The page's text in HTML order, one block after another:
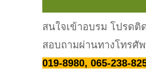
สนใจเข้าอบรม โปรดติ
สอบถามผ่านทางโทรศั
019-8980, 065-238-